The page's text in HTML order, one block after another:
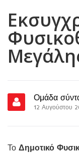
Ομάδα
12 Αυγούστου
Το Δημοτικό